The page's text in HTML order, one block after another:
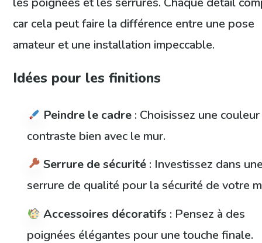
car cela peut faire la différence entre une pose
amateur et une installation impeccable.
Idées pour les finitions
Peindre le cadre : Choisissez une
contraste bien avec le mur.
Serrure de sécurité : Investissez dans
serrure de qualité pour la sécurité de votre
Accessoires décoratifs : Pensez à des
poignées élégantes pour une touche finale.